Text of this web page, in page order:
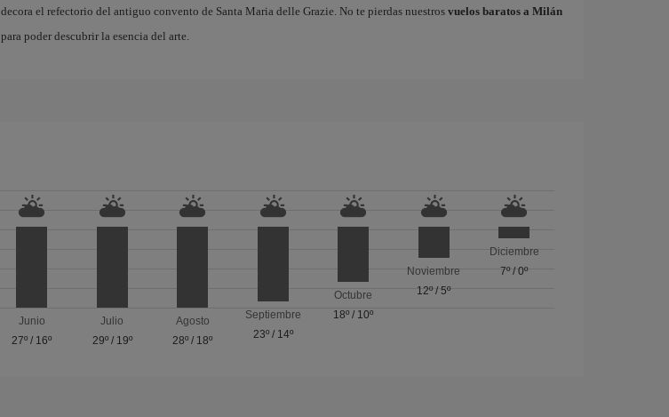
decora el refectorio del antiguo convento de Santa Maria delle Grazie. No te pierdas nuestros vuelos baratos a Milán
para poder descubrir la esencia del arte.
Junio
27º / 16º
Julio
29º/ 19º
Agosto
28º / 18º
Septiembre
23º/ 14º
Octubre
18º / 10º
Noviembre
12º/5º
Diciembre
7º/0º